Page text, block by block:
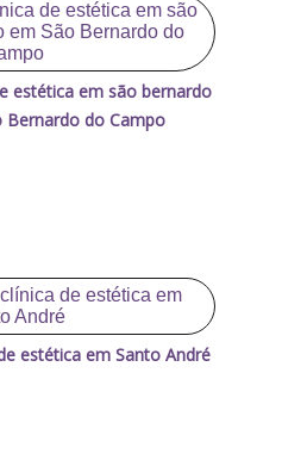
estética em são bernardo
Bernardo do Campo
estética em Santo André